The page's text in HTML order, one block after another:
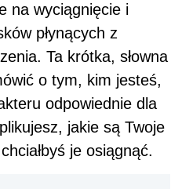
na wyciągnięcie i
płynących z
Ta krótka, słowna
o tym, kim jesteś,
odpowiednie dla
jakie są Twoje
je osiągnąć.